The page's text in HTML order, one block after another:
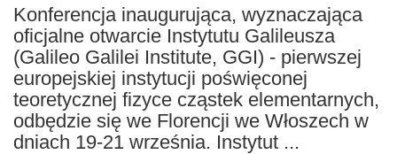
Konferencja inaugurująca, wyznaczająca
oficjalne otwarcie Instytutu Galileusza
(Galileo Galilei Institute, GGI) - pierwszej
europejskiej instytucji poświęconej
teoretycznej fizyce cząstek elementarnych,
odbędzie się we Florencji we Włoszech w
dniach 19-21 września. Instytut ...